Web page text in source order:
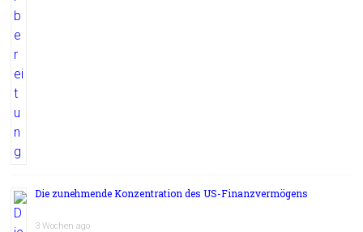
Die zunehmende Konzentration des US-Finanzvermögens
3 Wochen ago